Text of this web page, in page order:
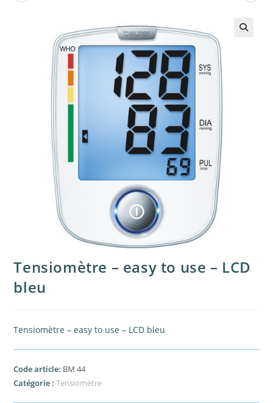
Tensiomètre – easy to use – LCD
bleu
Tensiomètre – easy to use – LCD bleu
Code article: BM 44
Catégorie :Tensiomètre